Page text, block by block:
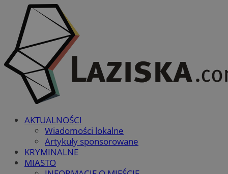
AKTUALNOŚCI
Wiadomości lokalne
Artykuły sponsorowane
KRYMINALNE
MIASTO